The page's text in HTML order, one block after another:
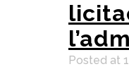
Posted at